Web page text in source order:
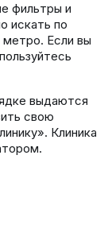
фильтры и
искать по
метро. Если вы
выдаются
свою
Клиника